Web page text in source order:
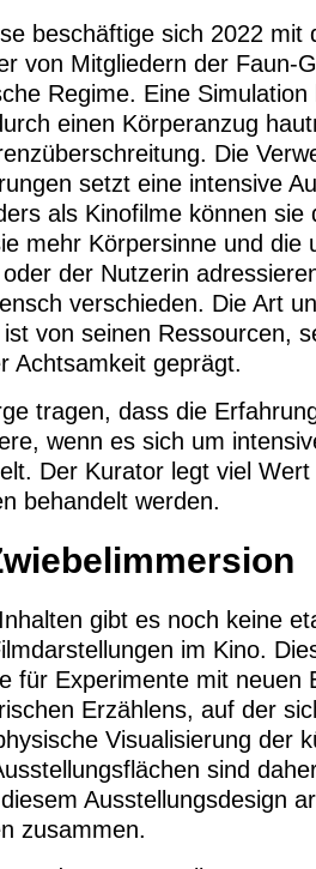
beschäftige sich 2022 mit
von Mitgliedern der Faun-
Regime. Eine
einen Körperanzug
Die
setzt eine intensive
als Kinofilme können sie
mehr Körpersinne und die
der Nutzerin
verschieden. Die Art
von seinen Ressourcen,
Achtsamkeit geprägt.
tragen, dass die
wenn es sich um
Der Kurator legt viel
behandelt werden.
gibt es noch keine
im Kino.
für Experimente mit neuen
Erzählens, auf der
Visualisierung der
sind
Ausstellungsdesign
zusammen.